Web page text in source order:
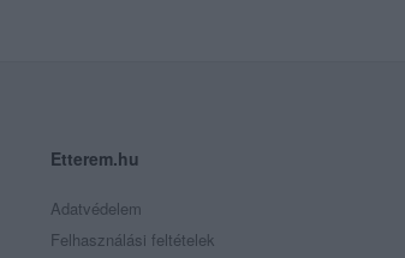
Etterem.hu
Adatvédelem
Felhasználási feltételek